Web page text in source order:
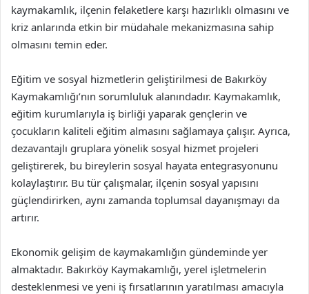
kaymakamlık, ilçenin felaketlere karşı hazırlıklı olmasını ve
kriz anlarında etkin bir müdahale mekanizmasına sahip
olmasını temin eder.
Eğitim ve sosyal hizmetlerin geliştirilmesi de Bakırköy
Kaymakamlığı’nın sorumluluk alanındadır. Kaymakamlık,
eğitim kurumlarıyla iş birliği yaparak gençlerin ve
çocukların kaliteli eğitim almasını sağlamaya çalışır. Ayrıca,
dezavantajlı gruplara yönelik sosyal hizmet projeleri
geliştirerek, bu bireylerin sosyal hayata entegrasyonunu
kolaylaştırır. Bu tür çalışmalar, ilçenin sosyal yapısını
güçlendirirken, aynı zamanda toplumsal dayanışmayı da
artırır.
Ekonomik gelişim de kaymakamlığın gündeminde yer
almaktadır. Bakırköy Kaymakamlığı, yerel işletmelerin
desteklenmesi ve yeni iş fırsatlarının yaratılması amacıyla